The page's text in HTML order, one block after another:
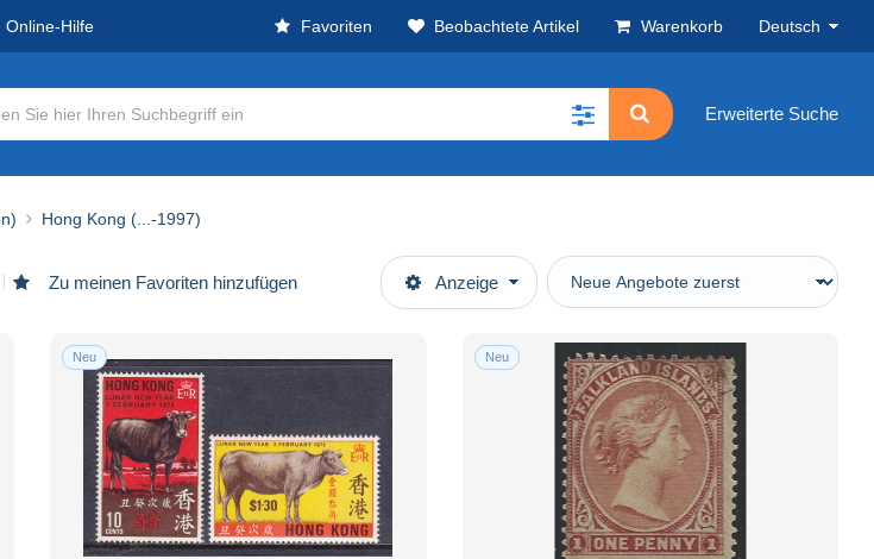
Online-Hilfe Favoriten Beobachtete Artikel Warenkorb Deutsch
Erweiterte Suche
Hong Kong (...-1997)
Zu meinen Favoriten hinzufügen Anzeige
Neu Neu